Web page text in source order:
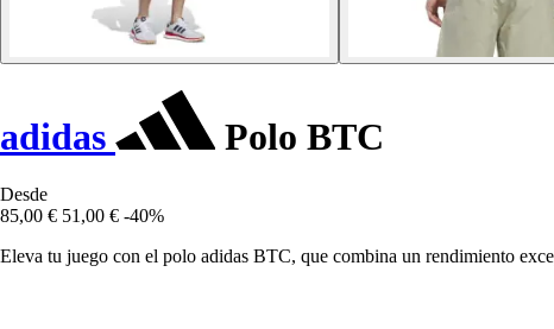
adidas Polo BTC
Desde
85,00 € 51,00 € -40%
Eleva tu juego con el polo adidas BTC, que combina un rendimiento